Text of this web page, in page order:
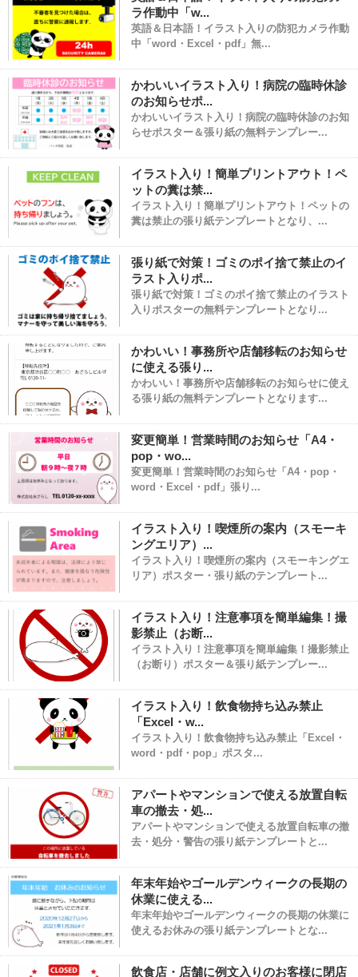
ラ作動中「w...
英語＆日本語！イラスト入りの防犯カメラ作動
中「word・Excel・pdf」無...
かわいいイラスト入り！病院の臨時休診
のお知らせポ...
かわいいイラスト入り！病院の臨時休診のお知
らせポスター＆張り紙の無料テンプレー...
イラスト入り！簡単プリントアウト！ペ
ットの糞は禁...
イラスト入り！簡単プリントアウト！ペットの
糞は禁止の張り紙テンプレートとなり、...
張り紙で対策！ゴミのポイ捨て禁止のイ
ラスト入りポ...
張り紙で対策！ゴミのポイ捨て禁止のイラスト
入りポスターの無料テンプレートとなり...
かわいい！事務所や店舗移転のお知らせ
に使える張り...
かわいい！事務所や店舗移転のお知らせに使え
る張り紙の無料テンプレートとなります...
変更簡単！営業時間のお知らせ「A4・
pop・wo...
変更簡単！営業時間のお知らせ「A4・pop・
word・Excel・pdf」張り...
イラスト入り！喫煙所の案内（スモーキ
ングエリア）...
イラスト入り！喫煙所の案内（スモーキングエ
リア）ポスター・張り紙のテンプレート...
イラスト入り！注意事項を簡単編集！撮
影禁止（お断...
イラスト入り！注意事項を簡単編集！撮影禁止
（お断り）ポスター＆張り紙テンプレー...
イラスト入り！飲食物持ち込み禁止
「Excel・w...
イラスト入り！飲食物持ち込み禁止「Excel・
word・pdf・pop」ポスタ...
アパートやマンションで使える放置自転
車の撤去・処...
アパートやマンションで使える放置自転車の撤
去・処分・警告の張り紙テンプレートと...
年末年始やゴールデンウィークの長期の
休業に使える...
年末年始やゴールデンウィークの長期の休業に
使えるお休みの張り紙テンプレートとな...
飲食店・店舗に例文入りのお客様に閉店